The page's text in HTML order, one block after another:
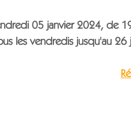
05 janvier 2024, de
les vendredis jusqu'au 26